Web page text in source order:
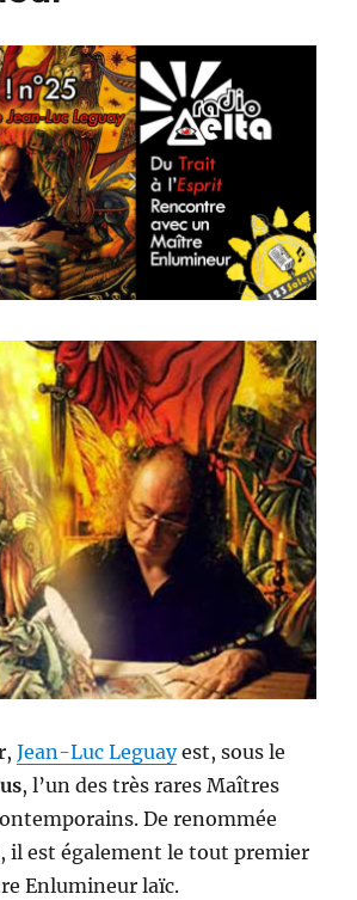
Jean-Luc Leguayest, sous le
, l’un des très rares Maîtres
De renommée
il est également le tout premier
Enlumineur laïc.